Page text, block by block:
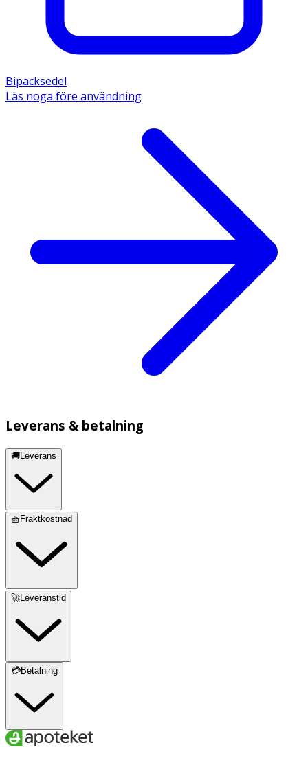
Bipacksedel
Läs noga före användning
Leverans & betalning
🚚Leverans
🧺Fraktkostnad
🚀Leveranstid
💳Betalning